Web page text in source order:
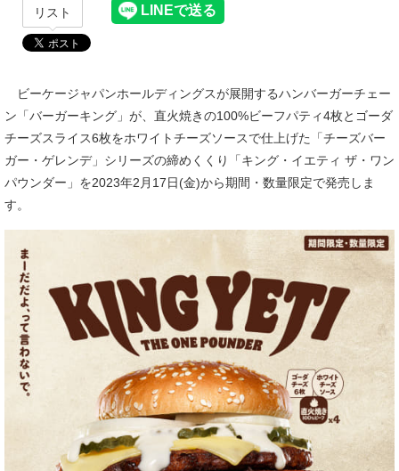
リスト
ビーケージャパンホールディングスが展開するハンバーガーチェー
ン「バーガーキング」が、直火焼きの100%ビーフパティ4枚とゴーダ
チーズスライス6枚をホワイトチーズソースで仕上げた「チーズバー
ガー・ゲレンデ」シリーズの締めくくり「キング・イエティ ザ・ワン
パウンダー」を2023年2月17日(金)から期間・数量限定で発売しま
す。